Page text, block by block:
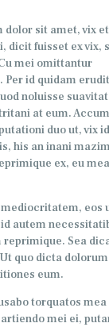
dolor sit amet, vix
dicit fuisset ex vix,
mei omittantur
id quidam
noluisse
at eum.
duo ut, vix
his an inani
ex, eu
mediocritatem, eos
autem
reprimique. Sea
quo dicta
eum.
torquatos mea
mei ei,